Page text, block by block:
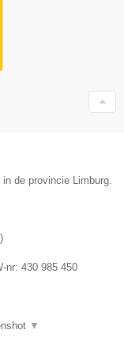
de provincie Limburg.
)
nr: 430 985 450
▼